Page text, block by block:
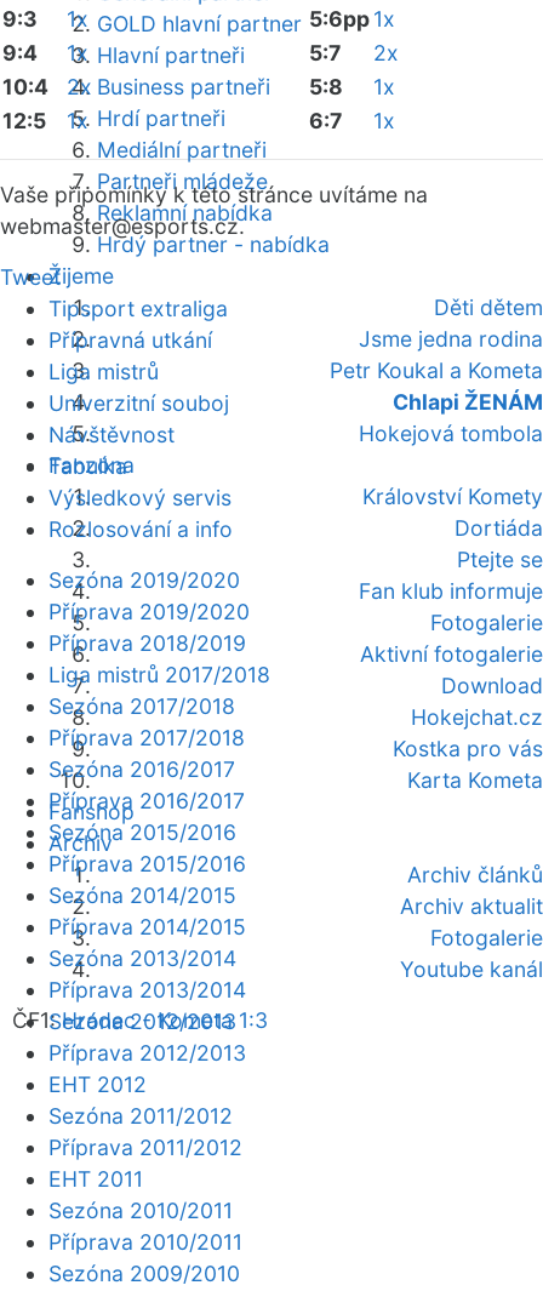
GOLD hlavní partner
Hlavní partneři
Business partneři
Hrdí partneři
Mediální partneři
Partneři mládeže
Reklamní nabídka
Hrdý partner - nabídka
Žijeme
Děti dětem
Jsme jedna rodina
Petr Koukal a Kometa
Chlapi ŽENÁM
Hokejová tombola
Fanzóna
Království Komety
Dortiáda
Ptejte se
Fan klub informuje
Fotogalerie
Aktivní fotogalerie
Download
Hokejchat.cz
Kostka pro vás
Karta Kometa
Fanshop
Archiv
Archiv článků
Archiv aktualit
Fotogalerie
Youtube kanál
ČF1:Hradec - Kometa 1:3
9:3
1x
9:4
1x
10:4
2x
12:5
1x
5:6pp1x
5:7
2x
5:8
1x
6:7
1x
Vaše připomínky k této stránce uvítáme na
webmaster@esports.cz.
Tweet
Tipsport extraliga
Přípravná utkání
Liga mistrů
Univerzitní souboj
Návštěvnost
Tabulka
Výsledkový servis
Rozlosování a info
Sezóna 2019/2020
Příprava 2019/2020
Příprava 2018/2019
Liga mistrů 2017/2018
Sezóna 2017/2018
Příprava 2017/2018
Sezóna 2016/2017
Příprava 2016/2017
Sezóna 2015/2016
Příprava 2015/2016
Sezóna 2014/2015
Příprava 2014/2015
Sezóna 2013/2014
Příprava 2013/2014
Sezóna 2012/2013
Příprava 2012/2013
EHT 2012
Sezóna 2011/2012
Příprava 2011/2012
EHT 2011
Sezóna 2010/2011
Příprava 2010/2011
Sezóna 2009/2010